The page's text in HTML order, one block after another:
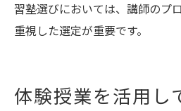
習塾選びにおいては、講師のプ
重視した選定が重要です。
体験授業を活用し